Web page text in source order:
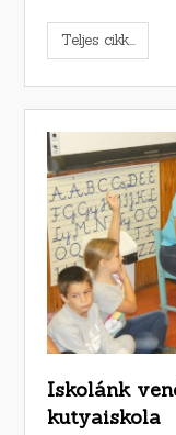
Teljes cikk...
Iskolánk
kutyaiskola